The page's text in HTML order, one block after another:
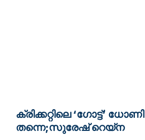
ക്രിക്കറ്റിലെ ‘ഗോട്ട്’ ധോണി
തന്നെ;സുരേഷ് റെയ്‌ന